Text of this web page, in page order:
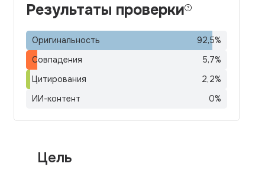
Результаты проверки
Оригинальность 92,5%
Совпадения
5,7%
Цитирования
2,2%
ИИ-контент
0%
Цель